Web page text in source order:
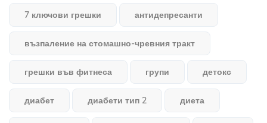
7 ключови грешки антидепресанти
възпаление на стомашно-чревния тракт
грешки във фитнеса групи детокс
диабет диабети тип 2 диета